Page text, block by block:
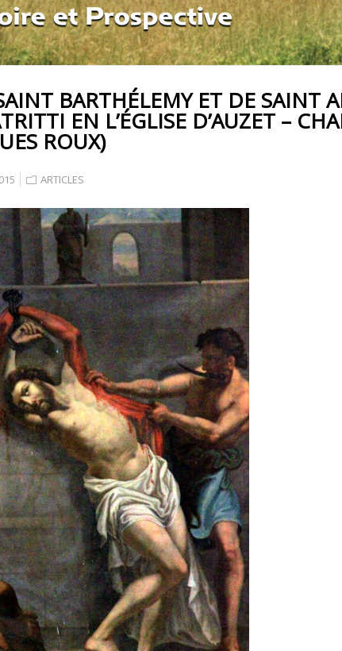
BARTHÉLEMY ET DE SAINT
EN L’ÉGLISE D’AUZET –
ROUX)
ARTICLES